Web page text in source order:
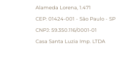
Alameda Lorena, 1.471
CEP: 01424-001 - São Paulo - SP
CNPJ: 59.350.116/0001-01
Casa Santa Luzia Imp. LTDA